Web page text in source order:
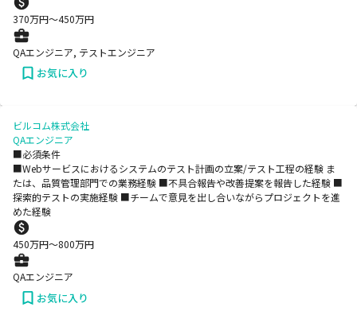
370万円〜450万円
QAエンジニア, テストエンジニア
お気に入り
ビルコム株式会社
QAエンジニア
■必須条件
■Webサービスにおけるシステムのテスト計画の立案/テスト工程の経験 ま
たは、品質管理部門での業務経験 ■不具合報告や改善提案を報告した経験 ■
探索的テストの実施経験 ■チームで意見を出し合いながらプロジェクトを進
めた経験
450万円〜800万円
QAエンジニア
お気に入り